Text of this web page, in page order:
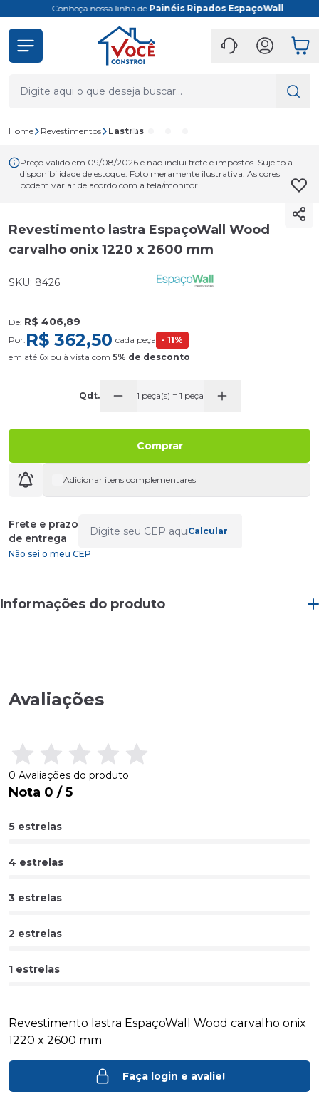
Conheça nossa linha dePainéis Ripados EspaçoWall
Home Revestimentos Lastras
Preço válido em 09/08/2026 e não inclui frete e impostos. Sujeito a
disponibilidade de estoque. Foto meramente ilustrativa. As cores
podem variar de acordo com a tela/monitor.
Revestimento lastra EspaçoWall Wood
carvalho onix 1220 x 2600 mm
SKU: 8426
De: R$ 406,89
Por: R$ 362,50 cada peça
- 11%
em até 6x ou à vista com 5% de desconto
Qdt. 1 peça(s) = 1 peça
Comprar
Adicionar itens complementares
Frete e prazo
de entrega
Calcular
Não sei o meu CEP
Informações do produto
Avaliações
0 Avaliações do produto
Nota 0 / 5
5 estrelas
4 estrelas
3 estrelas
2 estrelas
1 estrelas
Revestimento lastra EspaçoWall Wood carvalho onix
1220 x 2600 mm
Faça login e avalie!